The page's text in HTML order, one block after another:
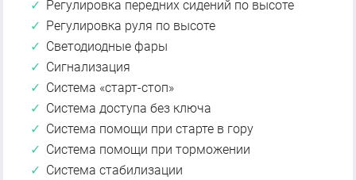
Регулировка передних сидений по высоте
Регулировка руля по высоте
Светодиодные фары
Сигнализация
Система «старт-стоп»
Система доступа без ключа
Система помощи при старте в гору
Система помощи при торможении
Система стабилизации